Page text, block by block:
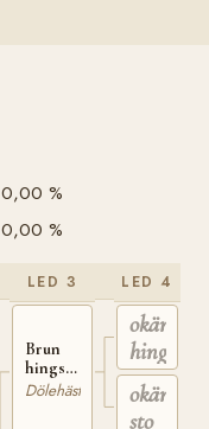
0,00 %
0,00 %
LED 3
Brun
hingst
av
Kvarbergsstammen
Dölehäst
LED 4
okänd
hingst
okänt
sto